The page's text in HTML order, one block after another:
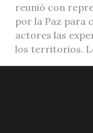
reunió con
por la Paz para
actores las
los territorios.